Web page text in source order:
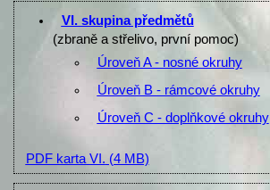
VI. skupina předmětů
(zbraně a střelivo, první pomoc)
Úroveň A - nosné okruhy
Úroveň B - rámcové okruhy
Úroveň C - doplňkové okruhy
PDF karta VI. (4 MB)